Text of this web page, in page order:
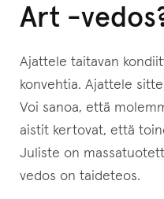
Art -
Ajattele taitavan
konvehtia. Ajattele
Voi sanoa, että
aistit kertovat, että
Juliste on
vedos on taideteos.